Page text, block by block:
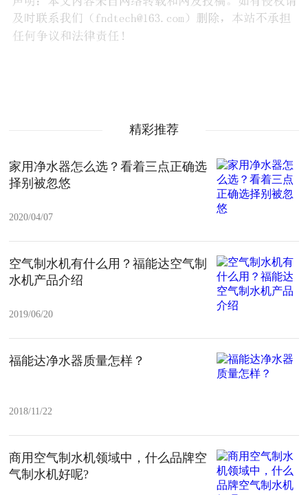
精彩推荐
家用净水器怎么选？看着三点正确选
择别被忽悠
2020/04/07
空气制水机有什么用？福能达空气制
水机产品介绍
2019/06/20
福能达净水器质量怎样？
2018/11/22
商用空气制水机领域中，什么品牌空
气制水机好呢?